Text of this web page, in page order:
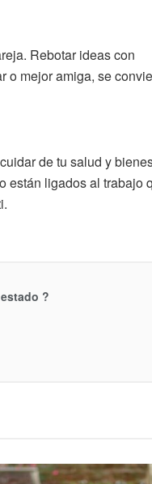
Rebotar ideas con
o mejor amiga, se
de tu salud y
están ligados al trabajo
?